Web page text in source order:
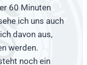
60 Minuten
ich uns auch
davon aus,
werden.
noch ein